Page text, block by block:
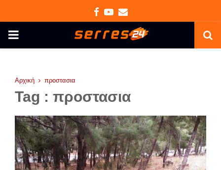
Facebook
Youtube
Email
PRIMARY
Αρχική προστασια
Tag : προστασια